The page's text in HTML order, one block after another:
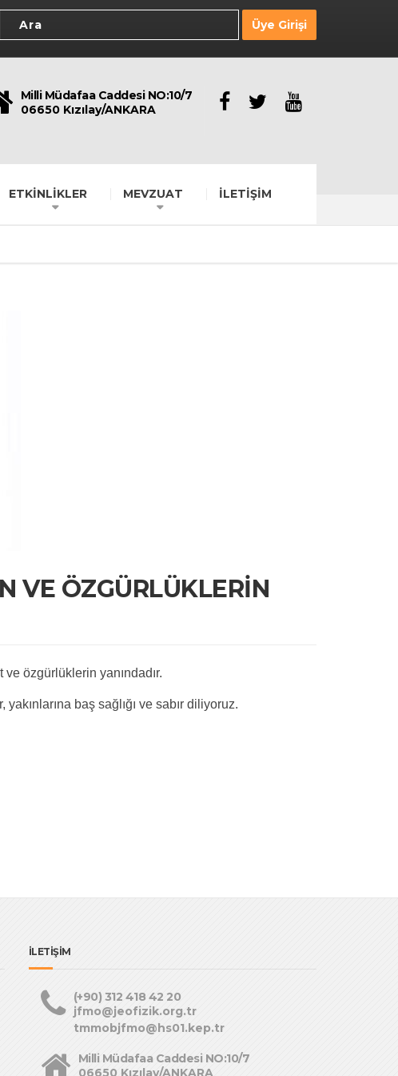
Üye Girişi
Milli Müdafaa Caddesi NO:10/7
06650 Kızılay/ANKARA
ETKİNLİKLER MEVZUAT İLETİŞİM
VE ÖZGÜRLÜKLERİN
özgürlüklerin yanındadır.
baş sağlığı ve sabır diliyoruz.
İLETİŞİM
(+90) 312 418 42 20
jfmo@jeofizik.org.tr
tmmobjfmo@hs01.kep.tr
Milli Müdafaa Caddesi NO:10/7
06650 Kızılay/ANKARA